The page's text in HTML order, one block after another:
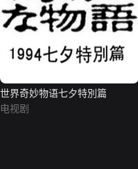
世界奇妙物语七夕特別篇
电视剧